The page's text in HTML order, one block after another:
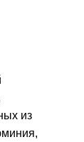
из